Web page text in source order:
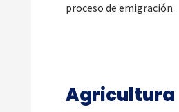
proceso de emigración
Agricultura